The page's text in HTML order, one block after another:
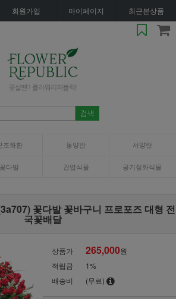
회원가입 마이페이지 최근본상품
조화환 동양란 서양란
꽃다발 관엽식물 공기정화식물
꽃다발 꽃바구니 프로포즈 대형 전
국꽃배달
상품가 265,000원
적립금
1%
배송비
(무료)